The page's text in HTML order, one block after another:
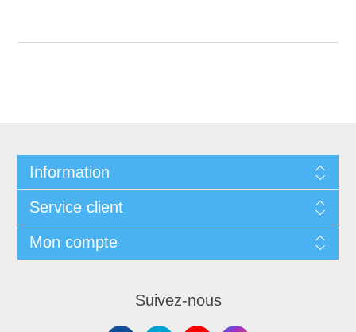
Information
Service client
Mon compte
Suivez-nous